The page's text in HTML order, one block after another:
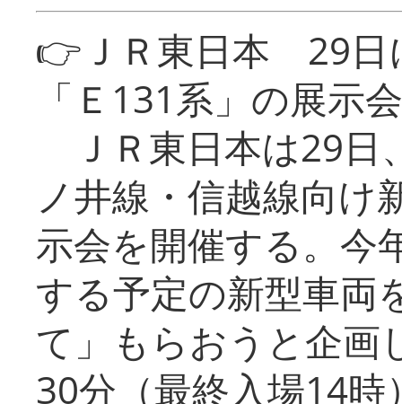
👉ＪＲ東日本 29日
「Ｅ131系」の展示会
ＪＲ東日本は29日
ノ井線・信越線向け
示会を開催する。今
する予定の新型車両
て」もらおうと企画
30分（最終入場14